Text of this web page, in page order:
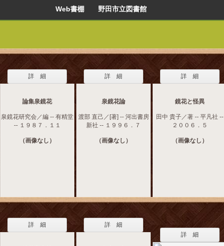
Web書棚 野田市立図書館
詳 細
論集泉鏡花
泉鏡花研究会／編 -- 有精堂
-- １９８７．１１
（画像なし）
詳 細
泉鏡花論
渡部 直己／[著] -- 河出書房
新社 -- １９９６．７
（画像なし）
詳 細
鏡花と怪異
田中 貴子／著 -- 平凡社 --
２００６．５
（画像なし）
詳 細 詳 細
詳 細